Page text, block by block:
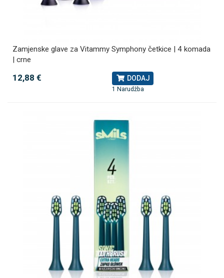
Zamjenske glave za Vitammy Symphony četkice | 4 komada
| crne
12,88 € DODAJ
1 Narudžba